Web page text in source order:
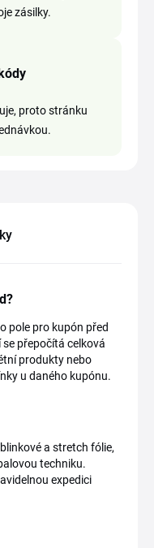
zásilky.
proto stránku
pole pro kupón před
přepočítá celková
produkty nebo
u daného kupónu.
a stretch fólie,
techniku.
expedici